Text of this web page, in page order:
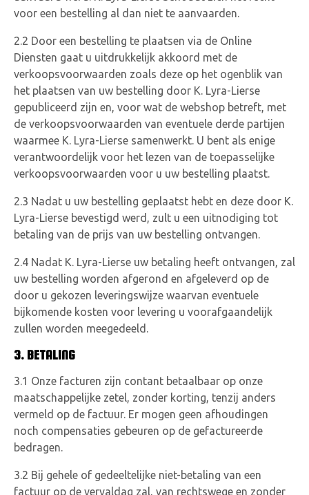
voor een bestelling al dan niet te aanvaarden.
2.2 Door een bestelling te plaatsen via de Online
Diensten gaat u uitdrukkelijk akkoord met de
verkoopsvoorwaarden zoals deze op het ogenblik van
het plaatsen van uw bestelling door K. Lyra-Lierse
gepubliceerd zijn en, voor wat de webshop betreft, met
de verkoopsvoorwaarden van eventuele derde partijen
waarmee K. Lyra-Lierse samenwerkt. U bent als enige
verantwoordelijk voor het lezen van de toepasselijke
verkoopsvoorwaarden voor u uw bestelling plaatst.
2.3 Nadat u uw bestelling geplaatst hebt en deze door K.
Lyra-Lierse bevestigd werd, zult u een uitnodiging tot
betaling van de prijs van uw bestelling ontvangen.
2.4 Nadat K. Lyra-Lierse uw betaling heeft ontvangen, zal
uw bestelling worden afgerond en afgeleverd op de
door u gekozen leveringswijze waarvan eventuele
bijkomende kosten voor levering u voorafgaandelijk
zullen worden meegedeeld.
3. BETALING
3.1 Onze facturen zijn contant betaalbaar op onze
maatschappelijke zetel, zonder korting, tenzij anders
vermeld op de factuur. Er mogen geen afhoudingen
noch compensaties gebeuren op de gefactureerde
bedragen.
3.2 Bij gehele of gedeeltelijke niet-betaling van een
factuur op de vervaldag zal, van rechtswege en zonder